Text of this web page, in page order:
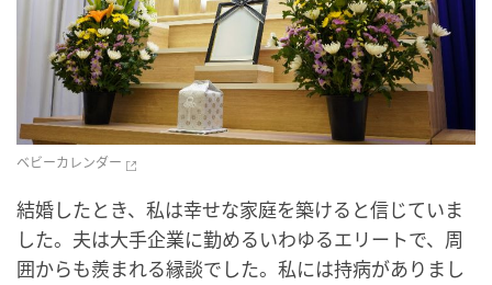
ベビーカレンダー
結婚したとき、私は幸せな家庭を築けると信じていま
した。夫は大手企業に勤めるいわゆるエリートで、周
囲からも羨まれる縁談でした。私には持病がありまし